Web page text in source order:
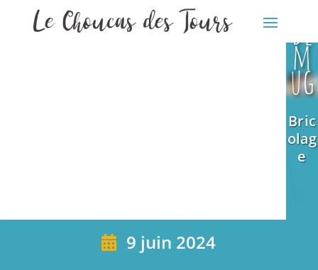
de
m
ug
Bric
olag
e
e
9 juin 2024